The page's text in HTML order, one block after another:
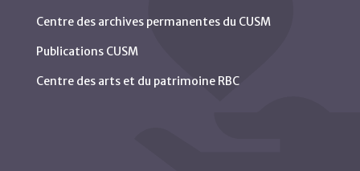
Centre des archives permanentes du CUSM
Publications CUSM
Centre des arts et du patrimoine RBC